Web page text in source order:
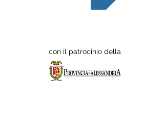
con il patrocinio della